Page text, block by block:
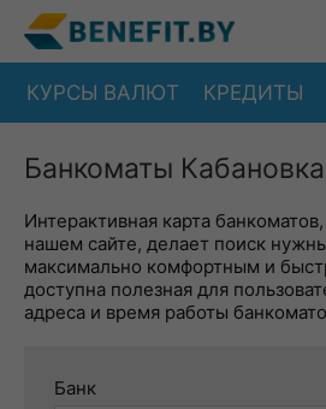
КУРСЫ ВАЛЮТ КРЕДИТЫ
Банкоматы
Интерактивная карта
нашем сайте, делает поиск
максимально комфортным и
доступна полезная для
адреса и время работы
Банк